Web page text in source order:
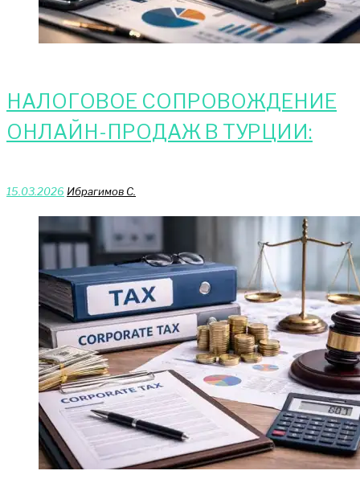
НАЛОГОВОЕ СОПРОВОЖДЕНИЕ
ОНЛАЙН-ПРОДАЖ В ТУРЦИИ:
15.03.2026 Ибрагимов С.